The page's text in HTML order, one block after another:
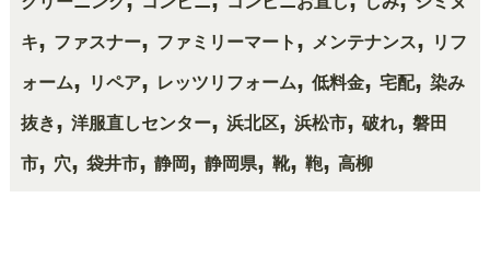
キ, ファスナー, ファミリーマート , メンテナンス, リフ
ォーム, リペア, レッツリフォーム, 低料金, 宅配, 染み
抜き, 洋服直しセンター, 浜北区, 浜松市, 破れ, 磐田
市, 穴, 袋井市, 静岡, 静岡県, 靴, 鞄, 高柳